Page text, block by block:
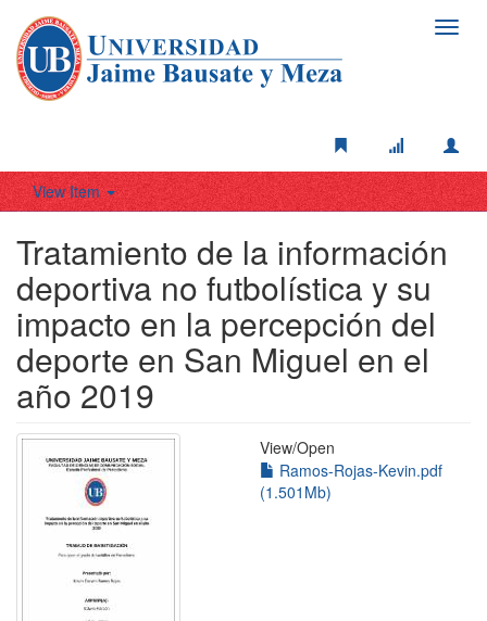
View Item
Tratamiento de la información
deportiva no futbolística y su
impacto en la percepción del
deporte en San Miguel en el
año 2019
View/Open
Ramos-Rojas-Kevin.pdf
(1.501Mb)